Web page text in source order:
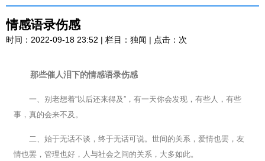
情感语录伤感
时间：2022-09-18 23:52 | 栏目： 独闻 | 点击： 次
那些催人泪下的情感语录伤感
一、别老想着“以后还来得及”，有一天你会发现，有些人，有些
事，真的会来不及。
二、始于无话不谈，终于无话可说。世间的关系，爱情也罢，友
情也罢，管理也好，人与社会之间的关系，大多如此。